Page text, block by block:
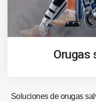
Orugas
Soluciones de orugas